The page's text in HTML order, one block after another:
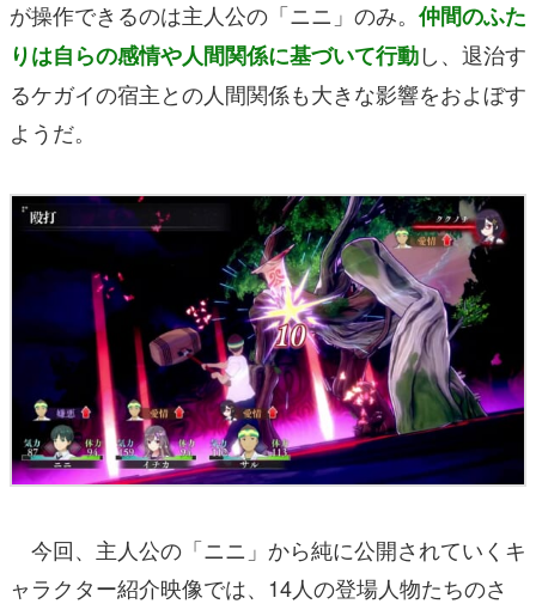
が操作できるのは主人公の「ニニ」のみ。 仲間のふた
りは自らの感情や人間関係に基づいて行動し、退治す
るケガイの宿主との人間関係も大きな影響をおよぼす
ようだ。
今回、主人公の「ニニ」から純に公開されていくキ
ャラクター紹介映像では、14人の登場人物たちのさ